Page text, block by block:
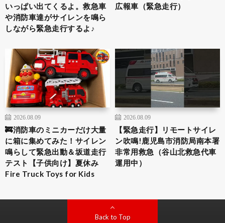
いっぱい出てくるよ。救急車
や消防車達がサイレンを鳴ら
しながら緊急走行するよ♪
広報車（緊急走行）
2026.08.09
🚒消防車のミニカーだけ大量
に箱に集めてみた！サイレン
鳴らして緊急出動＆坂道走行
テスト【子供向け】夏休み
Fire Truck Toys for Kids
2026.08.09
【緊急走行】リモートサイレ
ン吹鳴!鹿児島市消防局南本署
非常用救急（谷山北救急代車
運用中）
Back to Top